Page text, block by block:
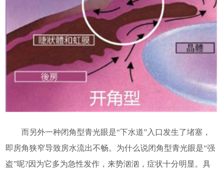
而另外一种闭角型青光眼是“下水道”入口发生了堵塞，
即房角狭窄导致房水流出不畅。为什么说闭角型青光眼是“强
盗”呢?因为它多为急性发作，来势汹汹，症状十分明显。具